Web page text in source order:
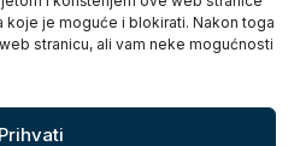
je moguće i blokirati. Nakon toga
stranicu, ali vam neke mogućnosti
PrihvatiKarlovca